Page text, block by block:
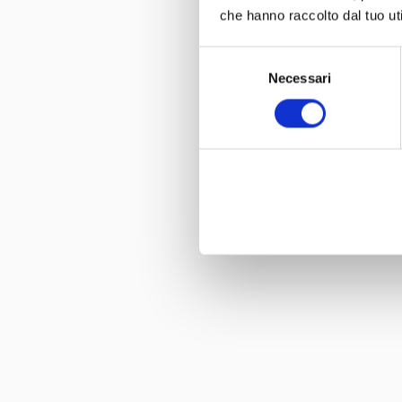
che hanno raccolto dal tuo
Necessari